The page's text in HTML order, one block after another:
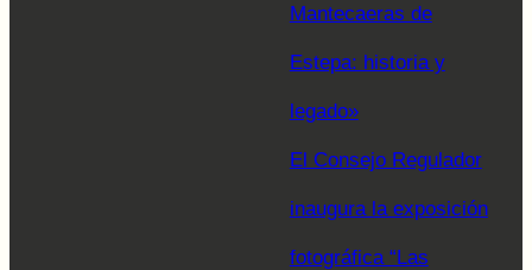
Mantecaeras de
Estepa: historia y
legado»
El Consejo Regulador
inaugura la exposición
fotográfica “Las